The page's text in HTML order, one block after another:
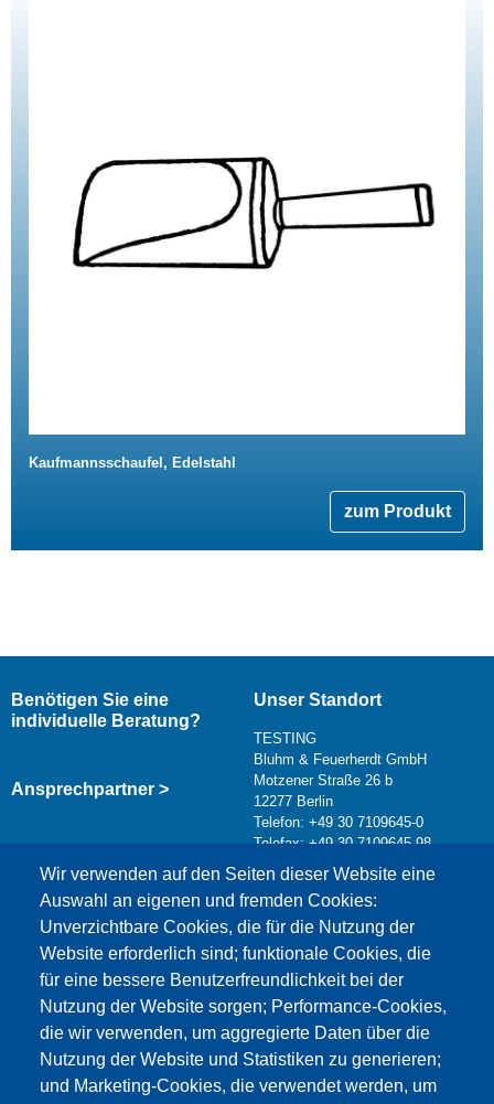
Kaufmannsschaufel, Edelstahl
zum Produkt
Wir verwenden auf den Seiten dieser Website eine
Auswahl an eigenen und fremden Cookies:
Unverzichtbare Cookies, die für die Nutzung der
Website erforderlich sind; funktionale Cookies, die
für eine bessere Benutzerfreundlichkeit bei der
Nutzung der Website sorgen; Performance-Cookies,
die wir verwenden, um aggregierte Daten über die
Nutzung der Website und Statistiken zu generieren;
und Marketing-Cookies, die verwendet werden, um
Benötigen Sie eine
individuelle Beratung?
Ansprechpartner >
Unser Standort
TESTING
Bluhm & Feuerherdt GmbH
Motzener Straße 26 b
12277 Berlin
Telefon: +49 30 7109645-0
Telefax: +49 30 7109645-98
info@testing.de
Dieser Inhalt ist blockiert, da die Google Maps
Cookies nicht akzeptiert wurden.